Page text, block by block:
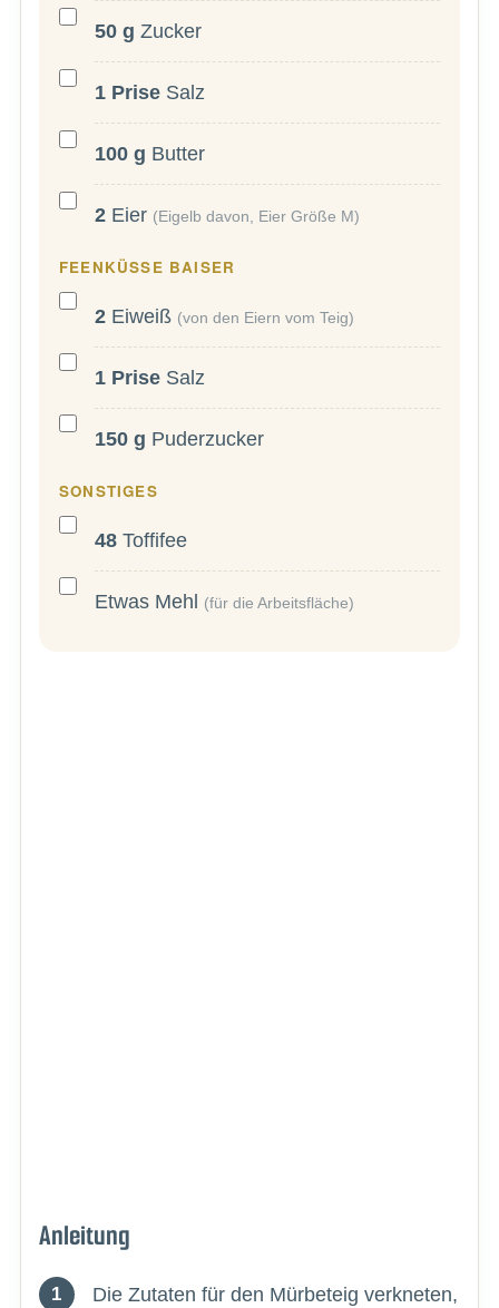
50 g Zucker
1 Prise Salz
100 g Butter
2 Eier (Eigelb davon, Eier Größe M)
FEENKÜSSE BAISER
2 Eiweiß (von den Eiern vom Teig)
1 Prise Salz
150 g Puderzucker
SONSTIGES
48 Toffifee
Etwas Mehl (für die Arbeitsfläche)
Anleitung
Die Zutaten für den Mürbeteig verkneten,